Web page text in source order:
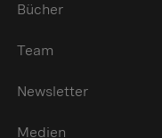
Bücher
Team
Newsletter
Medien